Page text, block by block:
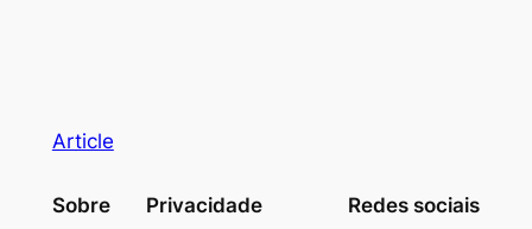
Article
Sobre Privacidade Redes sociais